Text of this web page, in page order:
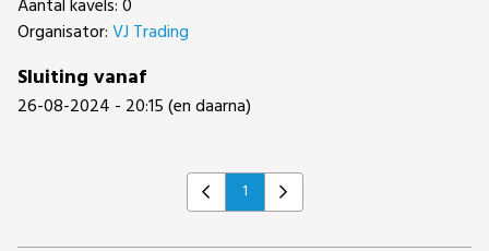
Aantal kavels: 0
Organisator:VJ Trading
Sluiting vanaf
26-08-2024 - 20:15 (en daarna)
Previous
1 Next